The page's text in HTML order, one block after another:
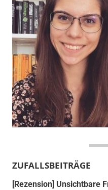
ZUFALLSBEITRÄGE
[Rezension] Unsichtbare